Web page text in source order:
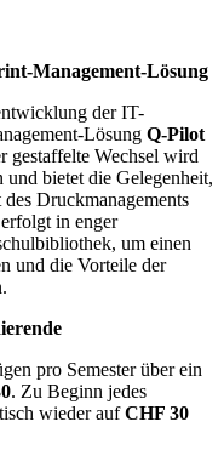
Management-Lösung
der IT-
Lösung Q-Pilot
gestaffelte Wechsel wird
und bietet die Gelegenheit,
Druckmanagements
in enger
, um einen
und die Vorteile der
pro Semester über ein
. Zu Beginn jedes
wieder aufCHF 30